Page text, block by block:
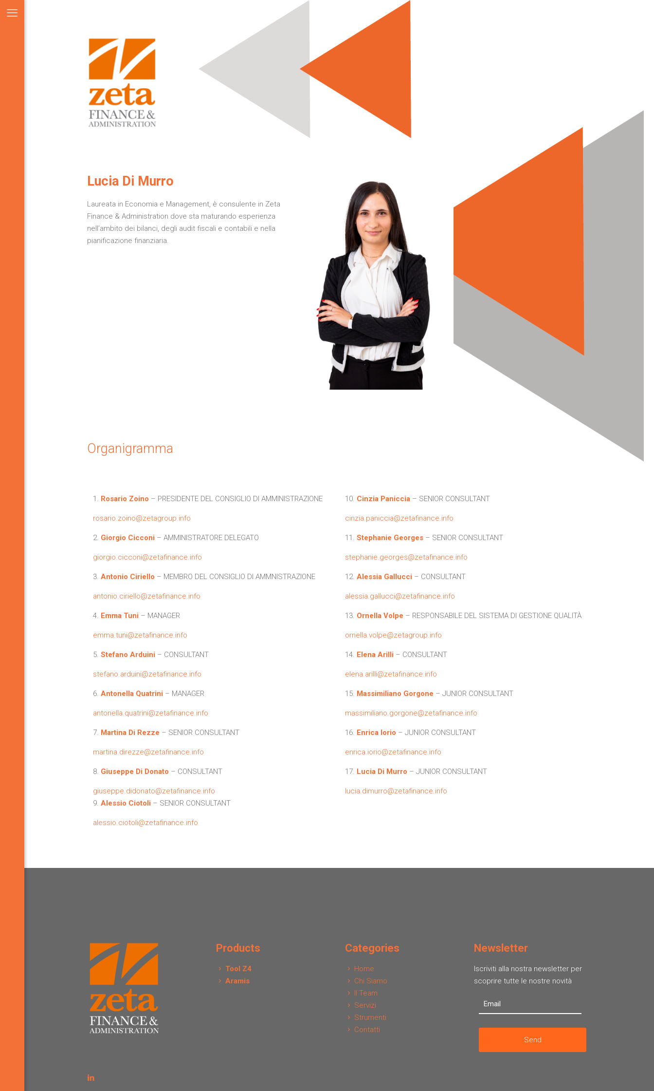
Lucia Di Murro
Laureata in Economia e Management, è consulente in Zeta
Finance & Administration dove sta maturando esperienza
nell’ambito dei bilanci, degli audit fiscali e contabili e nella
pianificazione finanziaria.
Organigramma
1. Rosario Zoino – PRESIDENTE DEL CONSIGLIO DI AMMINISTRAZIONE
rosario.zoino@zetagroup.info
2. Giorgio Cicconi – AMMINISTRATORE DELEGATO
giorgio.cicconi@zetafinance.info
3. Antonio Ciriello – MEMBRO DEL CONSIGLIO DI AMMNISTRAZIONE
antonio.ciriello@zetafinance.info
4. Emma Tuni – MANAGER
emma.tuni@zetafinance.info
5. Stefano Arduini – CONSULTANT
stefano.arduini@zetafinance.info
6. Antonella Quatrini – MANAGER
antonella.quatrini@zetafinance.info
7. Martina Di Rezze – SENIOR CONSULTANT
martina.direzze@zetafinance.info
8. Giuseppe Di Donato – CONSULTANT
giuseppe.didonato@zetafinance.info
9. Alessio Ciotoli – SENIOR CONSULTANT
alessio.ciotoli@zetafinance.info
10. Cinzia Paniccia – SENIOR CONSULTANT
cinzia.paniccia@zetafinance.info
11. Stephanie Georges – SENIOR CONSULTANT
stephanie.georges@zetafinance.info
12. Alessia Gallucci – CONSULTANT
alessia.gallucci@zetafinance.info
13. Ornella Volpe – RESPONSABILE DEL SISTEMA DI GESTIONE QUALITÀ
ornella.volpe@zetagroup.info
14. Elena Arilli – CONSULTANT
elena.arilli@zetafinance.info
15. Massimiliano Gorgone – JUNIOR CONSULTANT
massimiliano.gorgone@zetafinance.info
16. Enrica Iorio – JUNIOR CONSULTANT
enrica.iorio@zetafinance.info
17. Lucia Di Murro – JUNIOR CONSULTANT
lucia.dimurro@zetafinance.info
Products
Tool Z4
Aramis
Categories
Home
Chi Siamo
Il Team
Servizi
Strumenti
Contatti
Newsletter
Iscriviti alla nostra newsletter per
scoprire tutte le nostre novità